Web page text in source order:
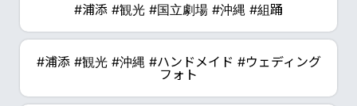
#浦添 #観光 #国立劇場 #沖縄 #組踊
#浦添 #観光 #沖縄 #ハンドメイド #ウェディング
フォト